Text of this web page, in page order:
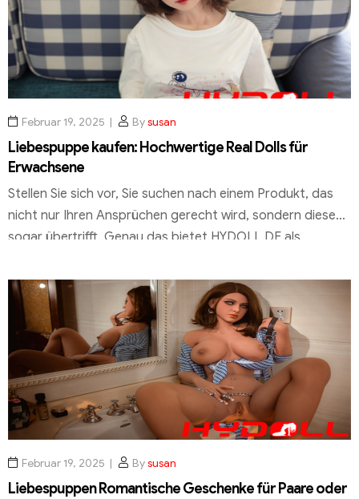
Februar 19, 2025 Bysusan
Liebespuppe kaufen: Hochwertige Real Dolls für
Erwachsene
Stellen Sie sich vor, Sie suchen nach einem Produkt, das
nicht nur Ihren Ansprüchen gerecht wird, sondern diese
sogar übertrifft. Genau das bietet HYDOLL.DE als
Kombination aus modernster Technik und authentischem
Design setzt das Unternehmen neue Maßstäbe. Bei
HYDOLL.DE stehen Qualität und Kundenzufriedenheit im
Mittelpunkt. Jede sex […]
Februar 19, 2025 Bysusan
Liebespuppen Romantische Geschenke für Paare oder